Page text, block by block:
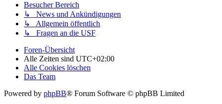
Besucher Bereich
↳ News und Ankündigungen
↳ Allgemein öffentlich
↳ Fragen an die USF
Foren-Übersicht
Alle Zeiten sind UTC+02:00
Alle Cookies löschen
Das Team
Powered by phpBB® Forum Software © phpBB Limited